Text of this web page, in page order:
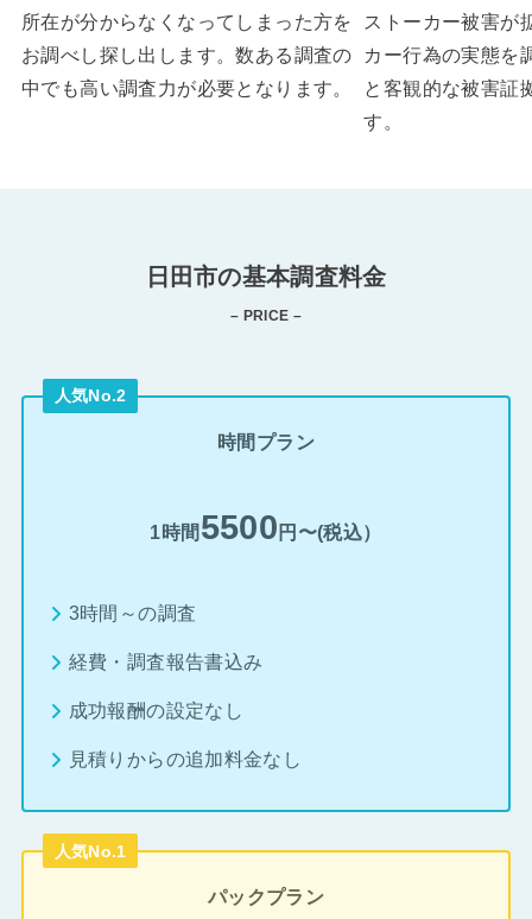
所在が分からなくなってしまった方を
お調べし探し出します。数ある調査の
中でも高い調査力が必要となります。
ストーカー被害が
カー行為の実態を
と客観的な被害証
す。
日田市の基本調査料金
– PRICE –
人気No.2
時間プラン
1時間 5500 円〜(税込）
3時間～の調査
経費・調査報告書込み
成功報酬の設定なし
見積りからの追加料金なし
人気No.1
パックプラン